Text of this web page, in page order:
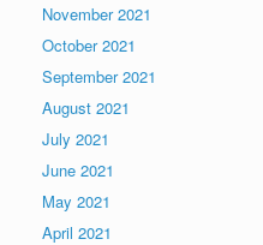
November 2021
October 2021
September 2021
August 2021
July 2021
June 2021
May 2021
April 2021